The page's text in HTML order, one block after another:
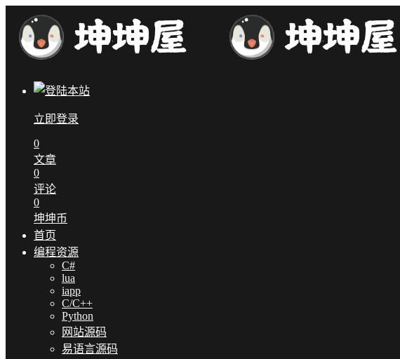
立即登录
0
文章
0
评论
0
坤坤币
首页
编程资源
C#
lua
iapp
C/C++
Python
网站源码
易语言源码